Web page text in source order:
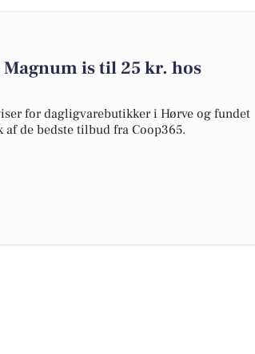
is til 25 kr. hos
for dagligvarebutikker i Hørve og fundet
de bedste tilbud fra Coop365.